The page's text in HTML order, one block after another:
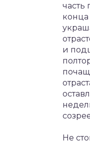
часть
конца
и
Не